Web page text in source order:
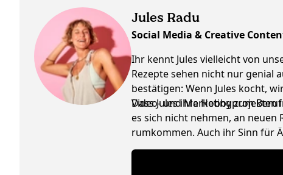
Jules Radu
Social Media & Creative
Ihr kennt Jules vielleicht von
Rezepte sehen nicht nur genial
bestätigen: Wenn Jules kocht,
Video- und Marketingprojekten
Dass Jules ihre Hobby zum
es sich nicht nehmen, an neuen
rumkommen. Auch ihr Sinn für
Schwäche für Interior Design